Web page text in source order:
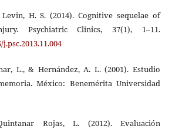
H. S. (2014). Cognitive sequelae of
Psychiatric Clinics, 37(1), 1–11.
L., & Hernández, A. L. (2001). Estudio
México: Benemérita Universidad
Rojas, L. (2012). Evaluación